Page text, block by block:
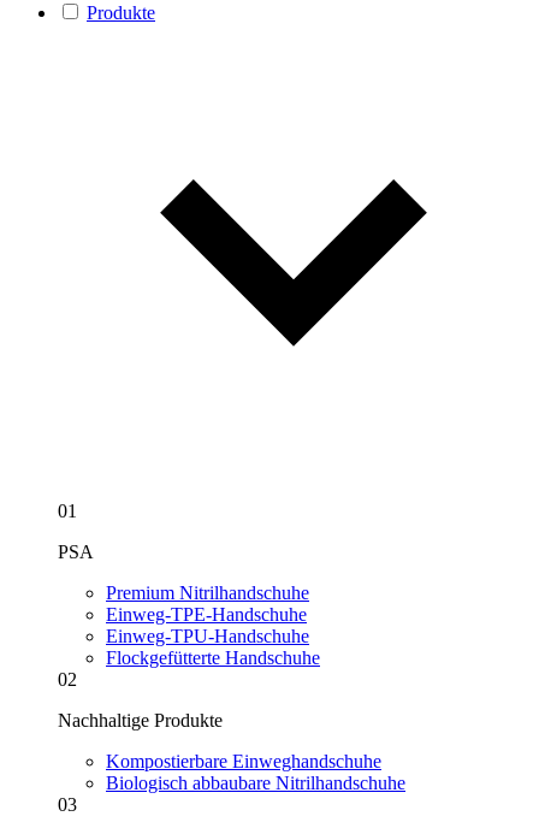
Produkte
01
PSA
Premium Nitrilhandschuhe
Einweg-TPE-Handschuhe
Einweg-TPU-Handschuhe
Flockgefütterte Handschuhe
02
Nachhaltige Produkte
Kompostierbare Einweghandschuhe
Biologisch abbaubare Nitrilhandschuhe
03